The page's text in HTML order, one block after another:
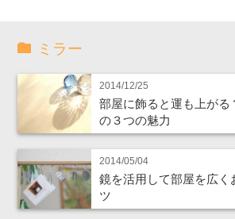
ミラー
2014/12/25
部屋に飾ると運も上がる
の３つの魅力
2014/05/04
鏡を活用して部屋を広く
ツ